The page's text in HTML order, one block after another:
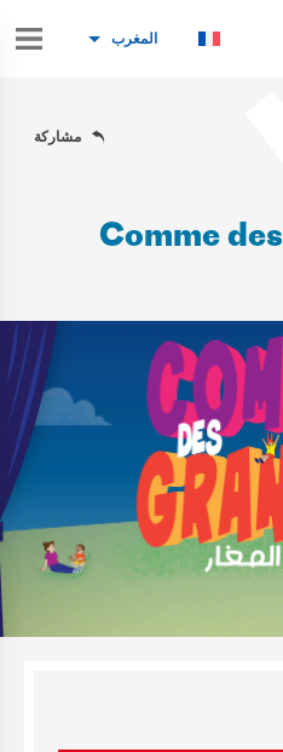
المغرب
مشاركة
مهرجان الصغار : "Comme des